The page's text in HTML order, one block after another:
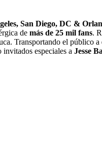
San Diego, DC &
de más de 25 mil fans.
Transportando el público
especiales a Jesse